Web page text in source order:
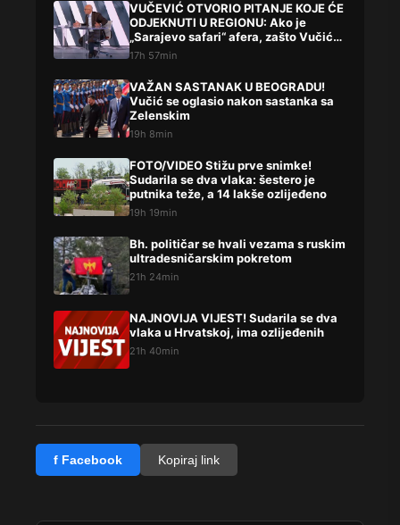
VUČEVIĆ OTVORIO PITANJE KOJE ĆE
ODJEKNUTI U REGIONU: Ako je
„Sarajevo safari“ afera, zašto Vučića
niste procesuirali?!
17h 57min
VAŽAN SASTANAK U BEOGRADU!
Vučić se oglasio nakon sastanka sa
Zelenskim
19h 8min
FOTO/VIDEO Stižu prve snimke!
Sudarila se dva vlaka: šestero je
putnika teže, a 14 lakše ozlijeđeno
19h 19min
Bh. političar se hvali vezama s ruskim
ultradesničarskim pokretom
21h 24min
NAJNOVIJA VIJEST! Sudarila se dva
vlaka u Hrvatskoj, ima ozlijeđenih
21h 40min
f Facebook Kopiraj link